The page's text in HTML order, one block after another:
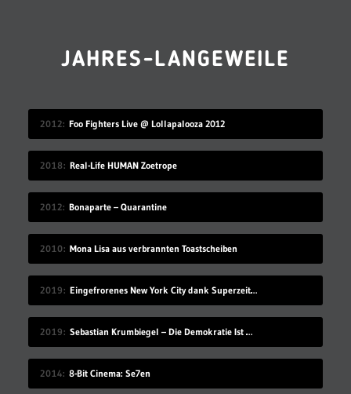
JAHRES-LANGEWEILE
2012 Foo Fighters Live @ Lollapalooza 2012
2018 Real-Life HUMAN Zoetrope
2012 Bonaparte – Quarantine
2010 Mona Lisa aus verbrannten Toastscheiben
2019 Eingefrorenes New York City dank Superzeitlupe
2019 Sebastian Krumbiegel – Die Demokratie Ist Weiblich
2014 8-Bit Cinema: Se7en